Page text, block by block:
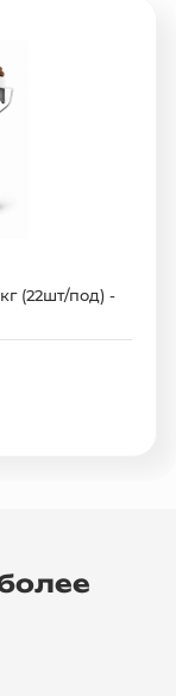
(22шт/под) -